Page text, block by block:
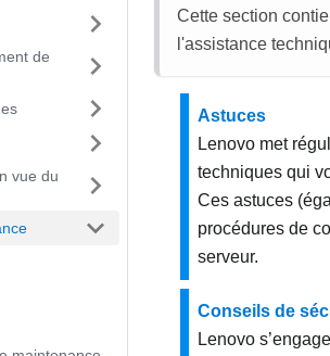
de
vue du
Cette section
l'assistance
Astuces
Lenovo met
techniques qui
Ces astuces
procédures de
serveur.
Conseils de
Lenovo